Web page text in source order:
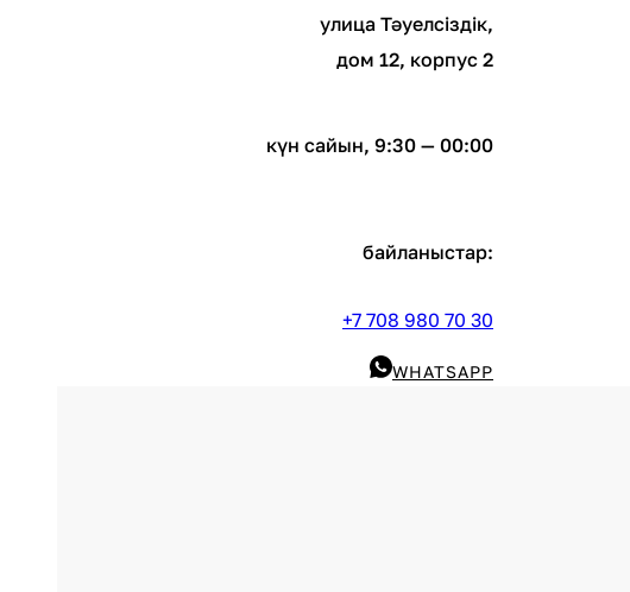
улица Тәуелсіздік,
дом 12, корпус 2
күн сайын, 9:30 — 00:00
байланыстар:
+7 708 980 70 30
WHATSAPP